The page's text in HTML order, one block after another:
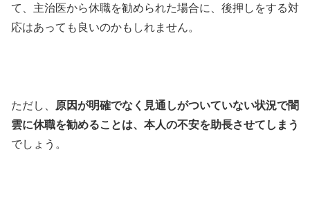
て、主治医から休職を勧められた場合に、後押しをする対
応はあっても良いのかもしれません。
ただし、
原因が明確でなく見通しがついていない状況で闇
雲に休職を勧めることは、本人の不安を助長させてしまう
でしょう。